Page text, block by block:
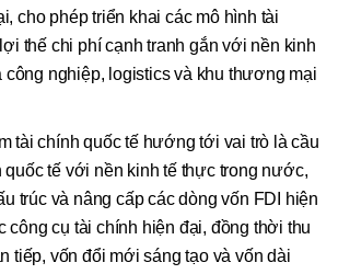
cho phép triển khai các mô hình tài
thế chi phí cạnh tranh gắn với nền kinh
công nghiệp, logistics và khu thương mại
tài chính quốc tế hướng tới vai trò là cầu
quốc tế với nền kinh tế thực trong nước,
trúc và nâng cấp các dòng vốn FDI hiện
công cụ tài chính hiện đại, đồng thời thu
tiếp, vốn đổi mới sáng tạo và vốn dài